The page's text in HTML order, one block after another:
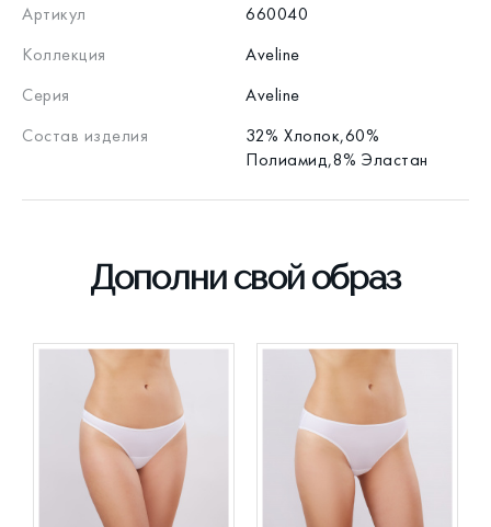
Артикул
660040
Коллекция
Aveline
Серия
Aveline
Состав изделия
32% Хлопок,60%
Полиамид,8% Эластан
Дополни свой образ